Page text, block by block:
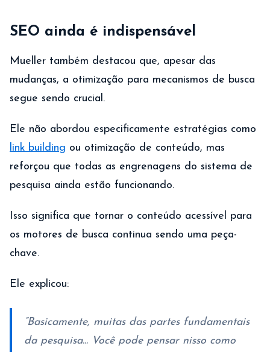
SEO ainda é indispensável
Mueller também destacou que, apesar das
mudanças, a otimização para mecanismos de busca
segue sendo crucial.
Ele não abordou especificamente estratégias como
link building ou otimização de conteúdo, mas
reforçou que todas as engrenagens do sistema de
pesquisa ainda estão funcionando.
Isso significa que tornar o conteúdo acessível para
os motores de busca continua sendo uma peça-
chave.
Ele explicou:
“Basicamente, muitas das partes fundamentais
da pesquisa... Você pode pensar nisso como